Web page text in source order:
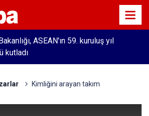
ASEAN'ın 59. kuruluş yıl
kutladı
Kimliğini arayan takım